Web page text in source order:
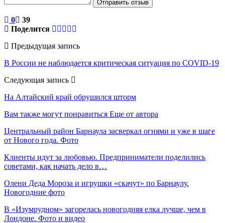
Отправить отзыв
0
39
Поделится
Предыдущая запись
В России не наблюдается критическая ситуация по COVID-19
Следующая запись
На Алтайский край обрушился шторм
Вам также могут понравиться Еще от автора
Центральный район Барнаула засверкал огнями и уже в шаге
от Нового года. Фото
Клиенты идут за любовью. Предприниматели поделились
советами, как начать дело в…
Олени Деда Мороза и игрушки «скачут» по Барнаулу.
Новогодние фото
В «Изумрудном» загорелась новогодняя елка лучше, чем в
Лондоне. Фото и видео